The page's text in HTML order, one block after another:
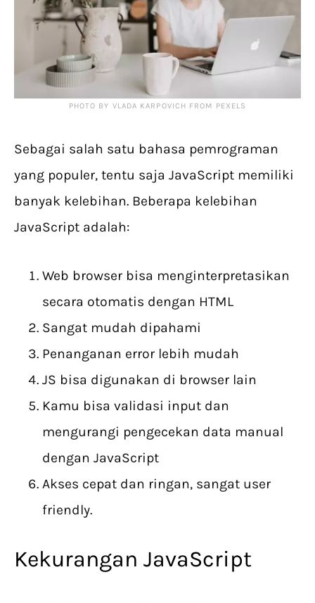
PHOTO BY VLADA KARPOVICH FROM PEXELS
Sebagai salah satu bahasa pemrograman
yang populer, tentu saja JavaScript memiliki
banyak kelebihan. Beberapa kelebihan
JavaScript adalah:
Web browser bisa menginterpretasikan
secara otomatis dengan HTML
Sangat mudah dipahami
Penanganan error lebih mudah
JS bisa digunakan di browser lain
Kamu bisa validasi input dan
mengurangi pengecekan data manual
dengan JavaScript
Akses cepat dan ringan, sangat user
friendly.
Kekurangan JavaScript